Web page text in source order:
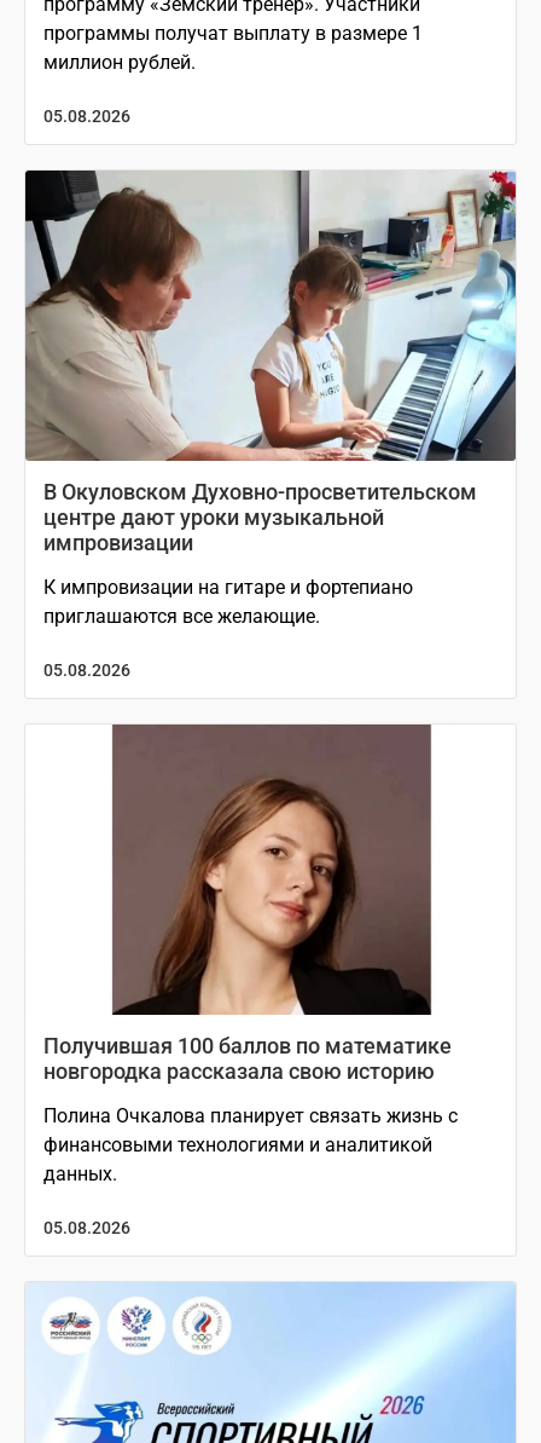
программы получат выплату в размере 1
миллион рублей.
05.08.2026
В Окуловском Духовно-просветительском
центре дают уроки музыкальной
импровизации
К импровизации на гитаре и фортепиано
приглашаются все желающие.
05.08.2026
Получившая 100 баллов по математике
новгородка рассказала свою историю
Полина Очкалова планирует связать жизнь с
финансовыми технологиями и аналитикой
данных.
05.08.2026